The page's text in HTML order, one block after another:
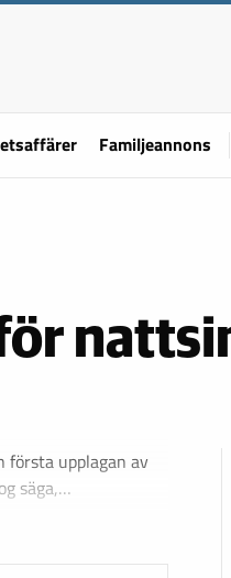
Familjeannons
upplagan av
säga,…